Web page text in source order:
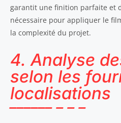
garantit une finition parfaite et
nécessaire pour appliquer le
la complexité du projet.
4. Analyse
selon les
localisations